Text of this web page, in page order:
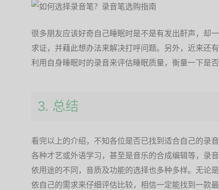
很多朋友应该好奇自己睡眠时是不是有发出鼾声，却
求证，并藉此想办法来解决打呼问题。另外，近来还
利用自身睡眠时的录音来评估睡眠质量，衡量一下是
3. 总结
看完以上的介绍，不知各位是否已找到适合自己的录
各种才艺或外语学习，甚至是音乐的合成编辑等，录
依用途的不同，音质及功能的选择也多种多样。无论
依自己的需求来仔细评估比较，相信一定能找到一款